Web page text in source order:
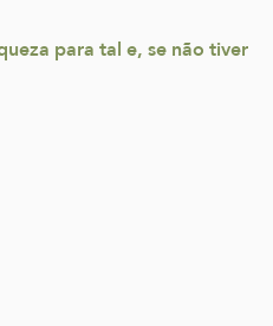
para tal e, se não tiver